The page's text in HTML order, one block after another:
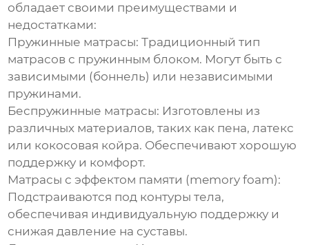
обладает своими преимуществами и
недостатками:
Пружинные матрасы: Традиционный тип
матрасов с пружинным блоком. Могут быть с
зависимыми (боннель) или независимыми
пружинами.
Беспружинные матрасы: Изготовлены из
различных материалов, таких как пена, латекс
или кокосовая койра. Обеспечивают хорошую
поддержку и комфорт.
Матрасы с эффектом памяти (memory foam):
Подстраиваются под контуры тела,
обеспечивая индивидуальную поддержку и
снижая давление на суставы.